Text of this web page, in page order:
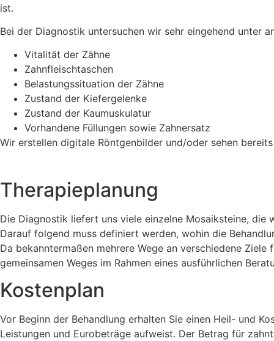
ist.
Bei der Diagnostik untersuchen wir sehr eingehend unter
Vitalität der Zähne
Zahnfleischtaschen
Belastungssituation der Zähne
Zustand der Kiefergelenke
Zustand der Kaumuskulatur
Vorhandene Füllungen sowie Zahnersatz
Wir erstellen digitale Röntgenbilder und/oder sehen
Therapieplanung
Die Diagnostik liefert uns viele einzelne Mosaiksteine, die
Darauf folgend muss definiert werden, wohin die
Da bekanntermaßen mehrere Wege an verschiedene
gemeinsamen Weges im Rahmen eines ausführlichen
Kostenplan
Vor Beginn der Behandlung erhalten Sie einen Heil- und
Leistungen und Eurobeträge aufweist. Der Betrag für